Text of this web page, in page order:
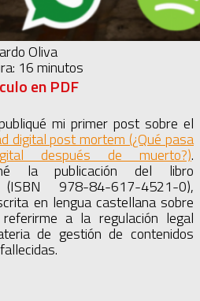
Oliva
16minutos
en PDF
mi primer post sobre el
digital post mortem (¿Qué pasa
después de muerto?).
la publicación del libro
978-84-617-4521-0),
en lengua castellana sobre
a la regulación legal
de gestión de contenidos